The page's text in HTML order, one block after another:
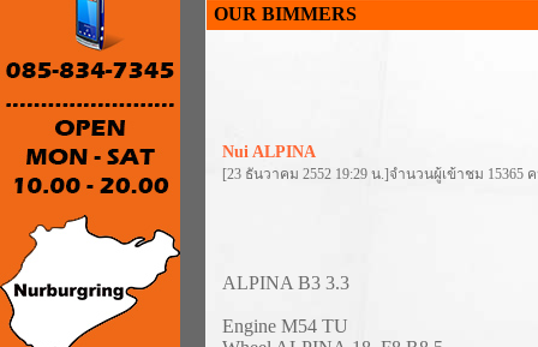
OUR BIMMERS
Nui ALPINA
[23 ธันวาคม 2552 19:29 น.]จำนวนผู้เข้าชม 15365
ALPINA B3 3.3
Engine M54 TU